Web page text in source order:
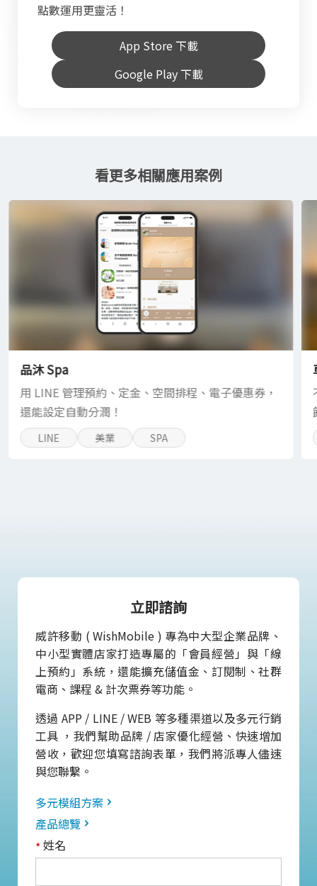
點數運用更靈活！
App Store 下載
Google Play 下載
看更多相關應用案例
品沐 Spa
用 LINE 管理預約、定金、空間排程、電子優惠券，
還能設定自動分潤！
LINE 美業 SPA
立即諮詢
威許移動 ( WishMobile ) 專為中大型企業品牌、
中小型實體店家打造專屬的「會員經營」與「線
上預約」系統，還能擴充儲值金、訂閱制、社群
電商、課程 & 計次票券等功能。
透過 APP / LINE / WEB 等多種渠道以及多元行銷
工具 ，我們幫助品牌 / 店家優化經營、快速增加
營收，歡迎您填寫諮詢表單，我們將派專人儘速
與您聯繫。
多元模組方案
產品總覽
*姓名